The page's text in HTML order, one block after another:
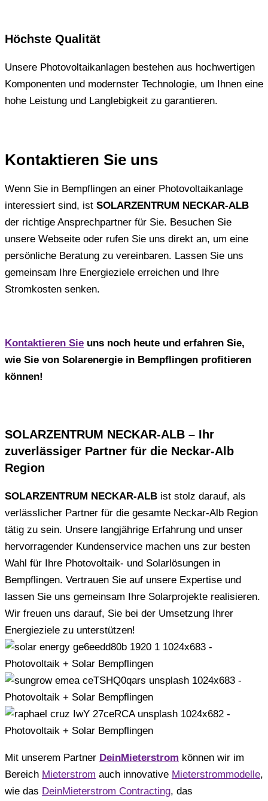
Höchste Qualität
Unsere Photovoltaikanlagen bestehen aus hochwertigen
Komponenten und modernster Technologie, um Ihnen eine
hohe Leistung und Langlebigkeit zu garantieren.
Kontaktieren Sie uns
Wenn Sie in Bempflingen an einer Photovoltaikanlage
interessiert sind, ist SOLARZENTRUM NECKAR-ALB
der richtige Ansprechpartner für Sie. Besuchen Sie
unsere Webseite oder rufen Sie uns direkt an, um eine
persönliche Beratung zu vereinbaren. Lassen Sie uns
gemeinsam Ihre Energieziele erreichen und Ihre
Stromkosten senken.
Kontaktieren Sie uns noch heute und erfahren Sie,
wie Sie von Solarenergie in Bempflingen profitieren
können!
SOLARZENTRUM NECKAR-ALB – Ihr
zuverlässiger Partner für die Neckar-Alb
Region
SOLARZENTRUM NECKAR-ALB ist stolz darauf, als
verlässlicher Partner für die gesamte Neckar-Alb Region
tätig zu sein. Unsere langjährige Erfahrung und unser
hervorragender Kundenservice machen uns zur besten
Wahl für Ihre Photovoltaik- und Solarlösungen in
Bempflingen. Vertrauen Sie auf unsere Expertise und
lassen Sie uns gemeinsam Ihre Solarprojekte realisieren.
Wir freuen uns darauf, Sie bei der Umsetzung Ihrer
Energieziele zu unterstützen!
Mit unserem Partner DeinMieterstrom können wir im
Bereich Mieterstrom auch innovative Mieterstrommodelle,
wie das DeinMieterstrom Contracting, das